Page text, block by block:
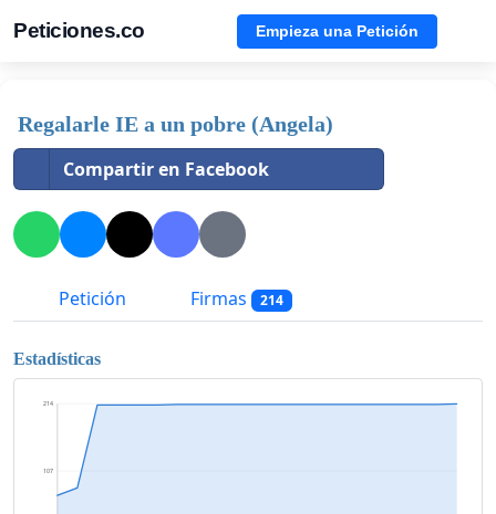
Peticiones.co Empieza una Petición
Regalarle IE a un pobre (Angela)
Compartir en Facebook
Petición Firmas 214
Estadísticas
107
214